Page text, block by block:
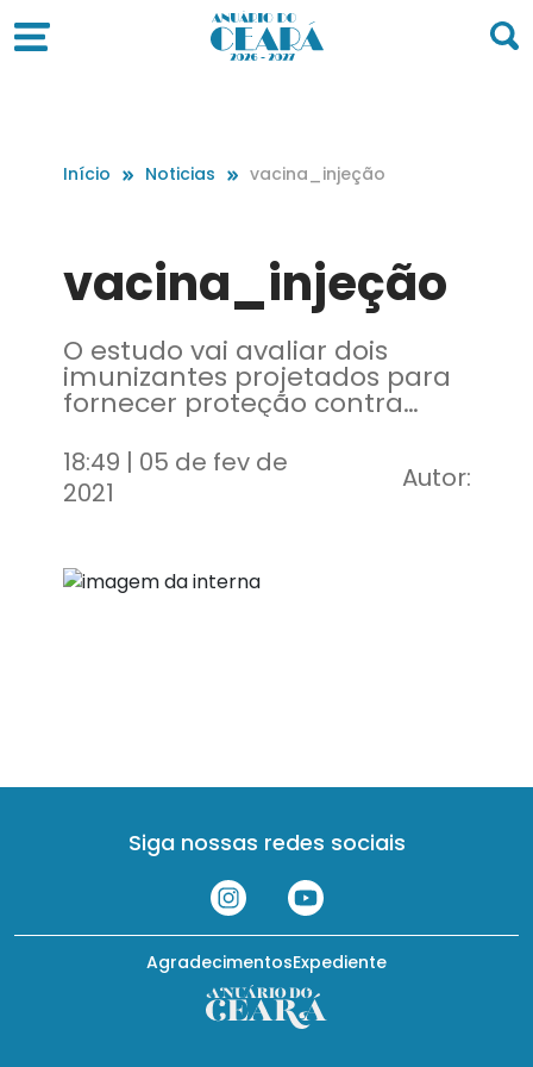
Início Noticias vacina_injeção
vacina_injeção
O estudo vai avaliar dois
imunizantes projetados para
fornecer proteção contra
diferentes variedades do vírus
em todo o mundo
18:49 | 05 de fev de
2021
Autor:
Siga nossas redes sociais
Expediente
Agradecimentos